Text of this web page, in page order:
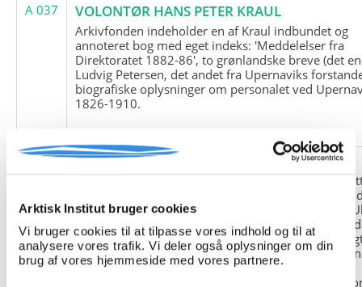
Arktisk Institut bruger cookies
Vi bruger cookies til at tilpasse vores indhold og til at
analysere vores trafik. Vi deler også oplysninger om din
brug af vores hjemmeside med vores partnere.
A 037
VOLONTØR HANS PETER KRAUL
Arkivfonden indeholder en af Kraul indbundet og
annoteret bog med eget indeks: 'Meddelelser fra
Direktoratet 1882-86', to grønlandske breve (det
Ludvig Petersen, det andet fra Upernaviks
biografiske oplysninger om personalet ved
1826-1910.
A 038
FRIEDRICH LITTMANN
Denne arkivfond indeholder en kopi af Friedrich
upublicerede erindringer. Originalen befinder sig i
tyske historiker Franz Selingers privatarkiv i byen
Tyskland. Friedrich Littmann var en af de tyske
der var med i vejrstationen "Holzauge" i Hansa
Nordøstgrønland under Anden Verdenskrig.
"Holzauge" blev opdaget af Nordøstgrønlands
Slædepatrulje med Eli Knudsen som medlem og